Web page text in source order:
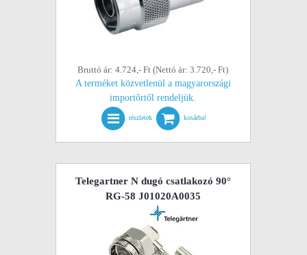
Bruttó ár: 4.724,- Ft (Nettó ár: 3.720,- Ft)
A terméket közvetlenül a magyarországi
importőrtől rendeljük.
részletek kosárba!
Telegartner N dugó csatlakozó 90°
RG-58 J01020A0035